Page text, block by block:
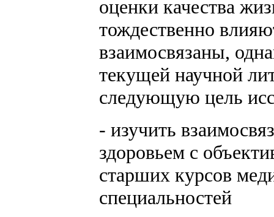
оценки качества
тождественно
взаимосвязаны,
текущей научной
следующую цель
- изучить
здоровьем с
старших курсов
специальностей